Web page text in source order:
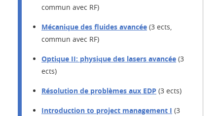
commun avec RF)
Mécanique des fluides avancée (3 ects,
commun avec RF)
Optique II: physique des lasers avancée (3
ects)
Résolution de problèmes aux EDP (3 ects)
Introduction to project management I (3